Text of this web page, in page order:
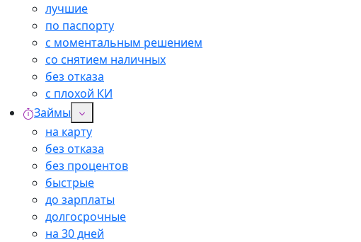
лучшие
по паспорту
с моментальным решением
со снятием наличных
без отказа
с плохой КИ
Займы
на карту
без отказа
без процентов
быстрые
до зарплаты
долгосрочные
на 30 дней